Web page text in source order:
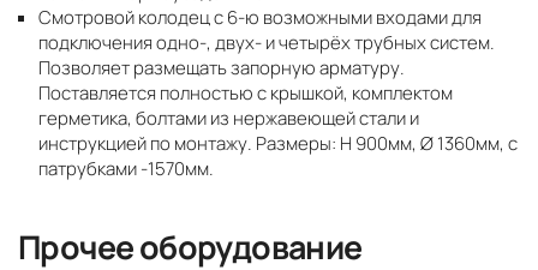
Смотровой колодец с 6-ю возможными входами для
подключения одно-, двух- и четырёх трубных систем.
Позволяет размещать запорную арматуру.
Поставляется полностью с крышкой, комплектом
герметика, болтами из нержавеющей стали и
инструкцией по монтажу. Размеры: Н 900мм, Ø 1360мм, с
патрубками -1570мм.
Прочее оборудование